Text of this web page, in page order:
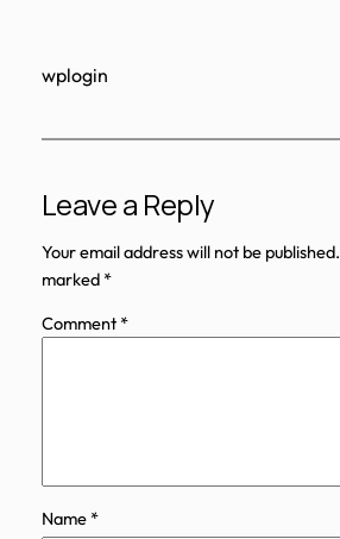
wplogin
Leave a Reply
Your email address will not be published.
marked *
Comment *
Name *